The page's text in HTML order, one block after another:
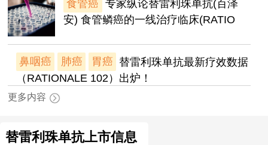
食管癌 专家纵论替雷利珠单抗(百泽
安) 食管鳞癌的一线治疗临床(RATIO
鼻咽癌 肺癌 胃癌 替雷利珠单抗最新疗效数据
（RATIONALE 102）出炉！
更多内容
替雷利珠单抗上市信息